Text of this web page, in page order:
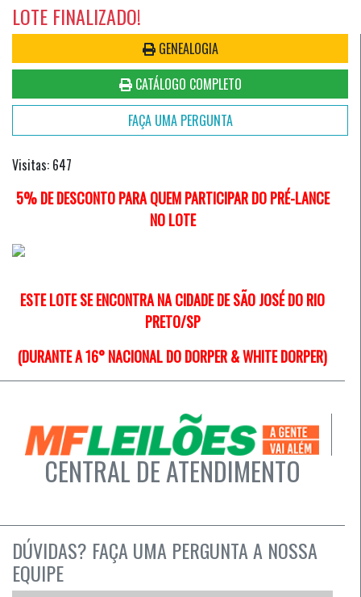
LOTE FINALIZADO!
GENEALOGIA
CATÁLOGO COMPLETO
FAÇA UMA PERGUNTA
Visitas: 647
5% DE DESCONTO PARA QUEM PARTICIPAR DO PRÉ-LANCE
NO LOTE
ESTE LOTE SE ENCONTRA NA CIDADE DE SÃO JOSÉ DO RIO
PRETO/SP
(DURANTE A 16° NACIONAL DO DORPER & WHITE DORPER)
CENTRAL DE ATENDIMENTO
DÚVIDAS? FAÇA UMA PERGUNTA A NOSSA
EQUIPE